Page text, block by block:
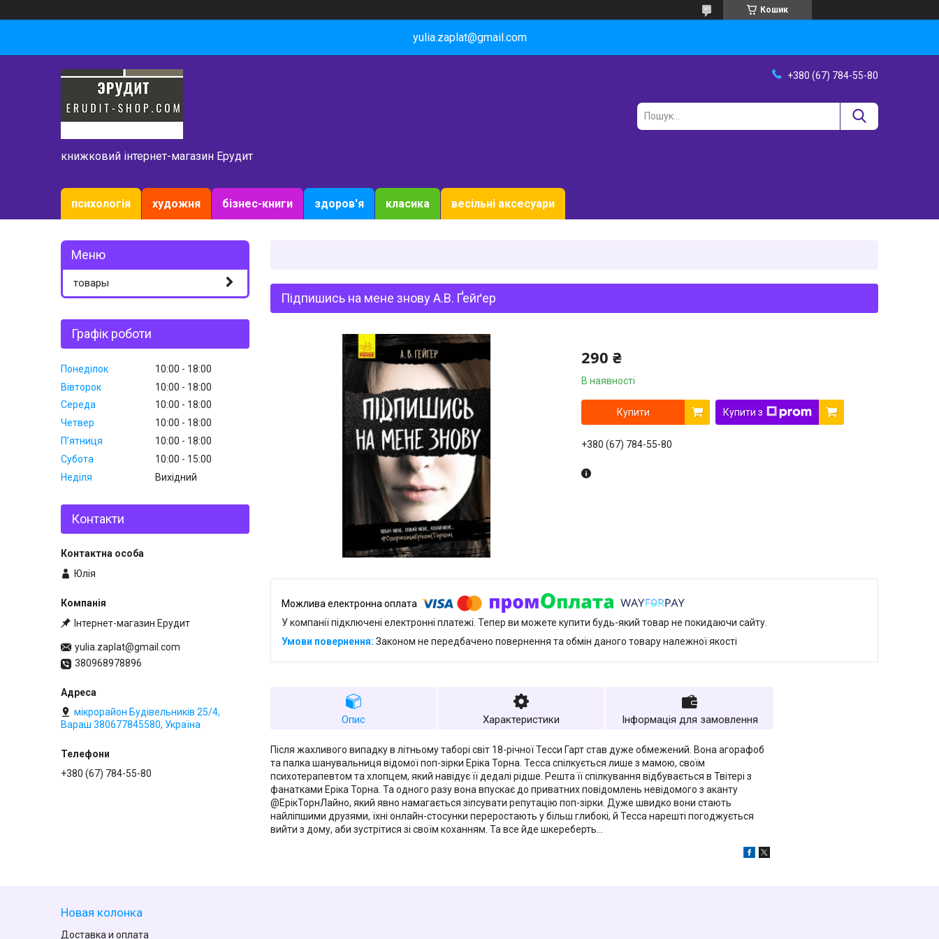
Кошик
yulia.zaplat@gmail.com
книжковий інтернет-магазин Ерудит
+380 (67) 784-55-80
психологія художня бізнес-книги здоров'я класика весільні аксесуари
Підпишись на мене знову А.В. Ґейґер
290 ₴
В наявності
Купити Купити з
+380 (67) 784-55-80
У компанії підключені електронні платежі. Тепер ви можете купити будь-який товар не покидаючи сайту.
Законом не передбачено повернення та обмін даного товару належної якості
Опис Характеристики Інформація для замовлення
Після жахливого випадку в літньому таборі світ 18-річної Тесси Гарт став дуже обмежений. Вона агорафоб
та палка шанувальниця відомої поп-зірки Ерiка Торна. Тесса спілкується лише з мамою, своїм
психотерапевтом та хлопцем, який навідує її дедалі рідше. Решта її спілкування відбувається в Твітері з
фанатками Ерiка Торна. Та одного разу вона впускає до приватних повідомлень невідомого з аканту
@ЕрiкТорнЛайно, який явно намагається зіпсувати репутацію поп-зірки. Дуже швидко вони стають
найліпшими друзями, їхні онлайн-стосунки переростають у більш глибокі, й Тесса нарешті погоджується
вийти з дому, аби зустрітися зі своїм коханням. Та все йде шкереберть…
товары
Графік роботи
Понеділок 10:00
18:00
Вівторок
10:00
18:00
Середа
10:00
18:00
Четвер
10:00
18:00
Пʼятниця
10:00
18:00
Субота
10:00
15:00
Неділя
Вихідний
Контакти
Юлія
Інтернет-магазин Ерудит
yulia.zaplat@gmail.com
380968978896
мікрорайон Будівельників 25/4,
Вараш 380677845580, Україна
+380 (67) 784-55-80
Новая колонка
Доставка и оплата